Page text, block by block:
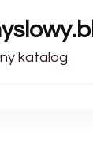
katalog